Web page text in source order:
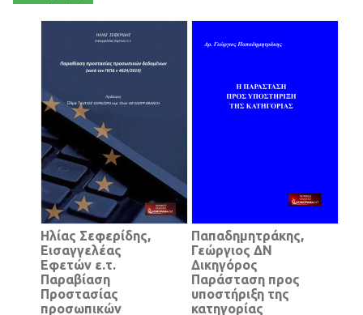
Ηλίας Σεφερίδης,
Εισαγγελέας
Εφετών ε.τ.
Παραβίαση
Προστασίας
προσωπικών
Παπαδημητράκης,
Γεώργιος ΔΝ
Δικηγόρος
Παράσταση προς
υποστήριξη της
κατηγορίας